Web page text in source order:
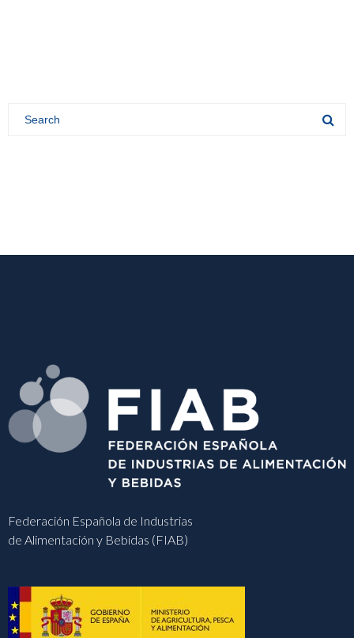
Federación Española de Industrias
de Alimentación y Bebidas (FIAB)